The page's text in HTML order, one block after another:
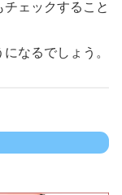
ェックすること
なるでしょう。